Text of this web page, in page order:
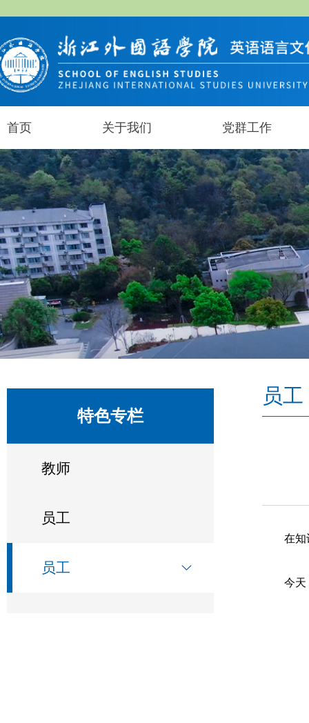
首页 关于我们 党群工作
特色专栏
教师
员工
员工
员工
在知
今天